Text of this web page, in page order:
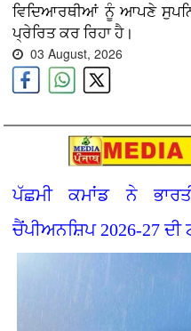
ਵਿਦਿਆਰਥੀਆਂ ਨੂੰ ਆਪਣੇ
ਪ੍ਰੇਰਿਤ ਕਰ ਰਿਹਾ ਹੈ।
03 August, 2026
ਪੱਛਮੀ ਕਮਾਂਡ ਨੇ
ਚੈਂਪੀਅਨਸ਼ਿਪ 2026-27 ਦੀ